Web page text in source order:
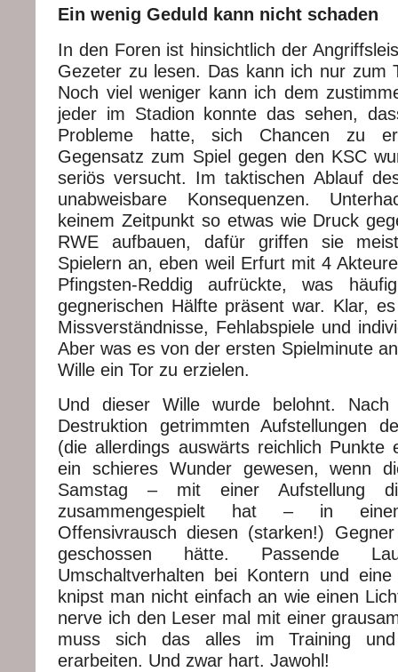
Ein wenig Geduld kann nicht schaden
In den Foren ist hinsichtlich der
Gezeter zu lesen. Das kann ich nur zum
Noch viel weniger kann ich dem
jeder im Stadion konnte das sehen,
Probleme hatte, sich Chancen zu
Gegensatz zum Spiel gegen den KSC
seriös versucht. Im taktischen Ablauf
unabweisbare Konsequenzen.
keinem Zeitpunkt so etwas wie Druck
RWE aufbauen, dafür griffen sie
Spielern an, eben weil Erfurt mit 4
Pfingsten-Reddig aufrückte, was
gegnerischen Hälfte präsent war. Klar,
Missverständnisse, Fehlabspiele und
Aber was es von der ersten Spielminute
Wille ein Tor zu erzielen.
Und dieser Wille wurde belohnt.
Destruktion getrimmten Aufstellungen
(die allerdings auswärts reichlich Punkte
ein schieres Wunder gewesen, wenn
Samstag – mit einer Aufstellung
zusammengespielt hat – in
Offensivrausch diesen (starken!)
geschossen hätte. Passende
Umschaltverhalten bei Kontern und
knipst man nicht einfach an wie einen
nerve ich den Leser mal mit einer
muss sich das alles im Training und
erarbeiten. Und zwar hart. Jawohl!